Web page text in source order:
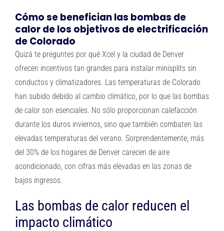
Blog
Carreras en Oregón
Contacto
IN-HOME CONSULTATION
Cómo se benefician las bombas de
calor de los objetivos de electrificación
de Colorado
Quizá te preguntes por qué Xcel y la ciudad de Denver
ofrecen incentivos tan grandes para instalar minisplits sin
conductos y climatizadores. Las temperaturas de Colorado
han subido debido al cambio climático, por lo que las bombas
de calor son esenciales. No sólo proporcionan calefacción
durante los duros inviernos, sino que también combaten las
elevadas temperaturas del verano. Sorprendentemente, más
del 30% de los hogares de Denver carecen de aire
acondicionado, con cifras más elevadas en las zonas de
bajos ingresos.
Las bombas de calor reducen el
impacto climático